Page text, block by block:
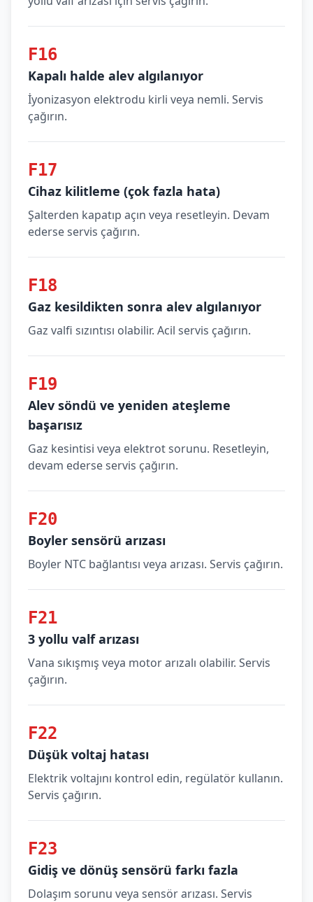
F16
Kapalı halde alev algılanıyor
İyonizasyon elektrodu kirli veya nemli. Servis
çağırın.
F17
Cihaz kilitleme (çok fazla hata)
Şalterden kapatıp açın veya resetleyin. Devam
ederse servis çağırın.
F18
Gaz kesildikten sonra alev algılanıyor
Gaz valfi sızıntısı olabilir. Acil servis çağırın.
F19
Alev söndü ve yeniden ateşleme
başarısız
Gaz kesintisi veya elektrot sorunu. Resetleyin,
devam ederse servis çağırın.
F20
Boyler sensörü arızası
Boyler NTC bağlantısı veya arızası. Servis çağırın.
F21
3 yollu valf arızası
Vana sıkışmış veya motor arızalı olabilir. Servis
çağırın.
F22
Düşük voltaj hatası
Elektrik voltajını kontrol edin, regülatör kullanın.
Servis çağırın.
F23
Gidiş ve dönüş sensörü farkı fazla
Dolaşım sorunu veya sensör arızası. Servis